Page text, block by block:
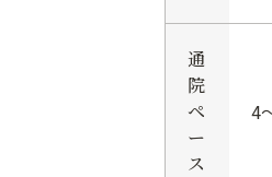
通
院
ペ
ー
ス
4